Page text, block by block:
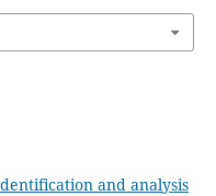
and analysis